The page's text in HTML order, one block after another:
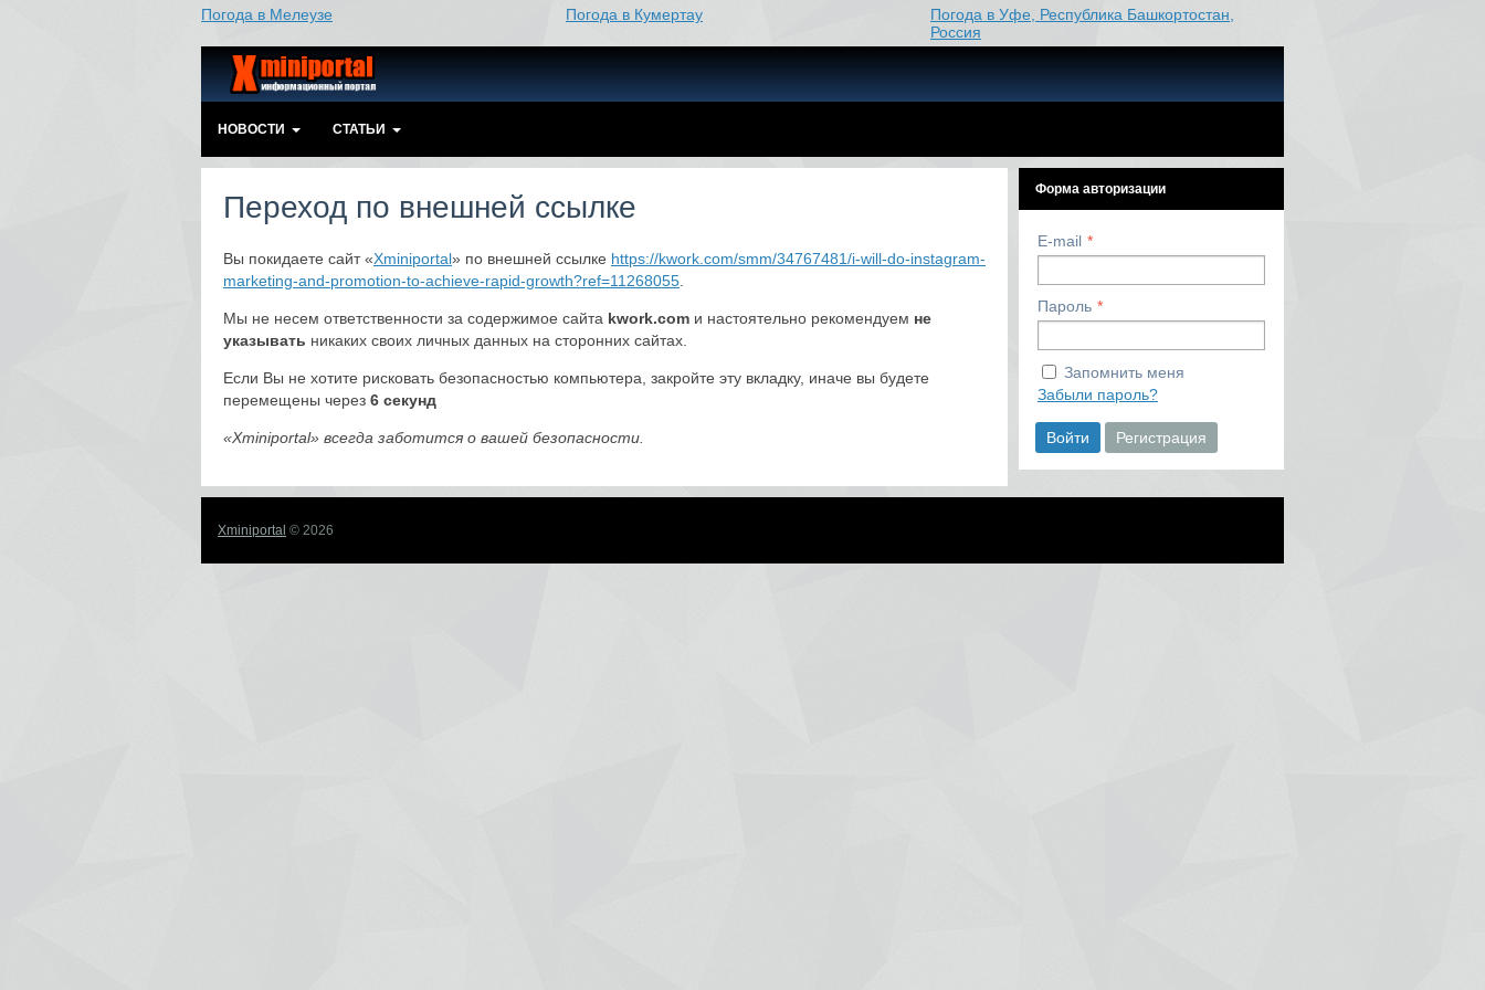
Погода в Мелеузе Погода в Кумертау
Погода в Уфе, Республика Башкортостан,
Россия
НОВОСТИ СТАТЬИ
Переход по внешней ссылке
Вы покидаете сайт «Xminiportal» по внешней ссылке https://kwork.com/smm/34767481/i-will-do-instagram-
marketing-and-promotion-to-achieve-rapid-growth?ref=11268055
Мы не несем ответственности за содержимое сайта kwork.com и настоятельно рекомендуем не
указывать никаких своих личных данных на сторонних сайтах.
Если Вы не хотите рисковать безопасностью компьютера, закройте эту вкладку, иначе вы будете
перемещены через 6 секунд
«Xminiportal» всегда заботится о вашей безопасности.
Форма авторизации
E-mail
Пароль
Запомнить меня
Забыли пароль?
Войти Регистрация
Xminiportal © 2026